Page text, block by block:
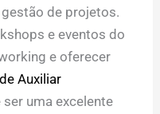
de projetos.
e eventos do
e oferecer
Auxiliar
uma excelente